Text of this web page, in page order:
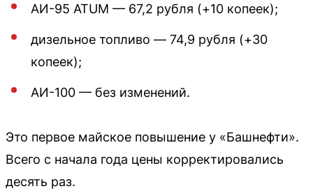
АИ-95 ATUM — 67,2 рубля (+10 копеек);
дизельное топливо — 74,9 рубля (+30
копеек);
АИ-100 — без изменений.
Это первое майское повышение у «Башнефти».
Всего с начала года цены корректировались
десять раз.